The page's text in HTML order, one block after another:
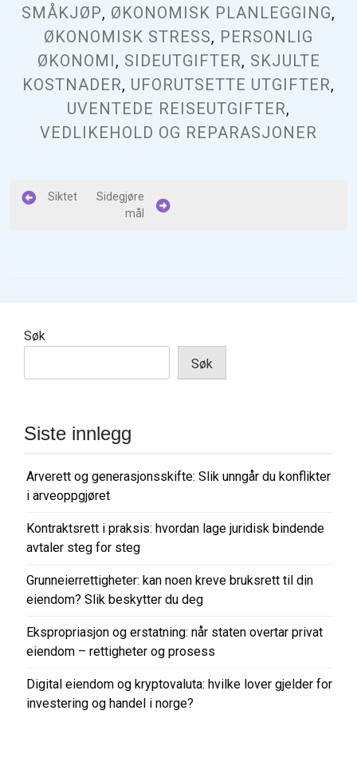
SMÅKJØP, ØKONOMISK PLANLEGGING,
ØKONOMISK STRESS, PERSONLIG
ØKONOMI, SIDEUTGIFTER, SKJULTE
KOSTNADER, UFORUTSETTE UTGIFTER,
UVENTEDE REISEUTGIFTER,
VEDLIKEHOLD OG REPARASJONER
I
g
v
g
s
o
n
Siktet
Sidegjøre
mål
Søk
Søk
Siste innlegg
Arverett og generasjonsskifte: Slik unngår du konflikter
i arveoppgjøret
Kontraktsrett i praksis: hvordan lage juridisk bindende
avtaler steg for steg
Grunneierrettigheter: kan noen kreve bruksrett til din
eiendom? Slik beskytter du deg
Ekspropriasjon og erstatning: når staten overtar privat
eiendom – rettigheter og prosess
Digital eiendom og kryptovaluta: hvilke lover gjelder for
investering og handel i norge?